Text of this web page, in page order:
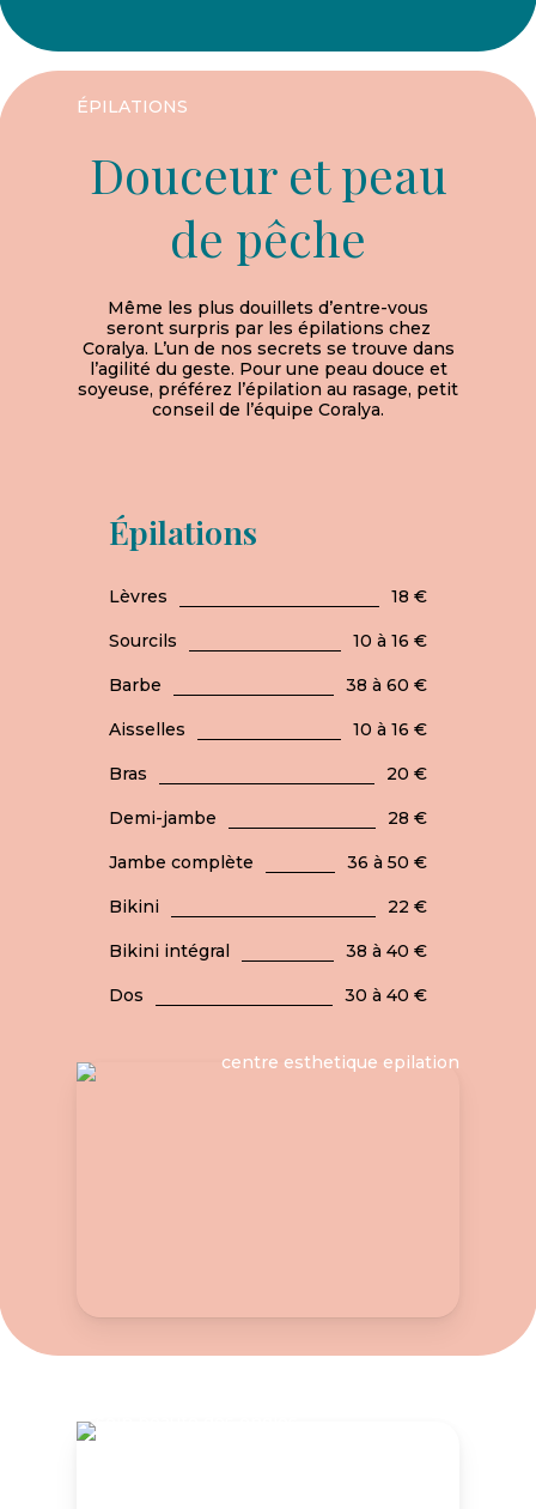
ÉPILATIONS
Douceur et peau
de pêche
Même les plus douillets d’entre-vous
seront surpris par les épilations chez
Coralya. L’un de nos secrets se trouve dans
l’agilité du geste. Pour une peau douce et
soyeuse, préférez l’épilation au rasage, petit
conseil de l’équipe Coralya.
Épilations
Lèvres 18 €
Sourcils 10 à 16 €
Barbe 38 à 60 €
Aisselles 10 à 16 €
Bras 20 €
Demi-jambe 28 €
Jambe complète 36 à 50 €
Bikini 22 €
Bikini intégral 38 à 40 €
Dos 30 à 40 €